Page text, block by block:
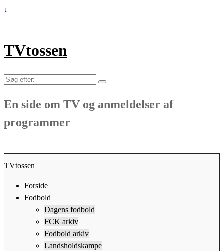
↓
TVtossen
Søg
En side om TV og anmeldelser af
programmer
TVtossen
Forside
Fodbold
Dagens fodbold
FCK arkiv
Fodbold arkiv
Landsholdskampe